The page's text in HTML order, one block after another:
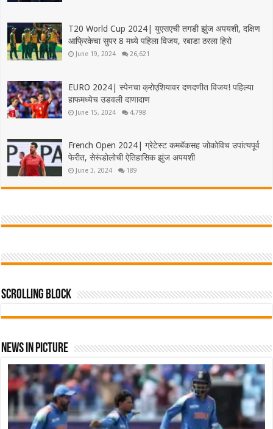
T20 World Cup 2024| युएसएची तगडी झुंज अपयशी, दक्षिण
आफ्रिकेचा सुपर 8 मध्ये पहिला विजय, रबाडा ठरला हिरो
June 19, 2024 26,621
EURO 2024| स्पेनचा क्रोएशियावर दणदणीत विजय! पहिल्या
हाफमध्येच उडवली दाणादाण
June 15, 2024 4,798
French Open 2024| ग्रेटेस्ट कमबॅकसह जोकोविच उपांत्यपूर्व
फेरीत, सेरूंडोलोची ऐतिहासिक झुंज अपयशी
June 3, 2024 189
Scrolling Block
News In Picture